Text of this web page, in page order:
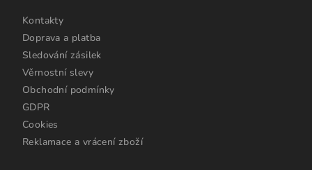
Kontakty
Doprava a platba
Sledování zásilek
Věrnostní slevy
Obchodní podmínky
GDPR
Cookies
Reklamace a vrácení zboží